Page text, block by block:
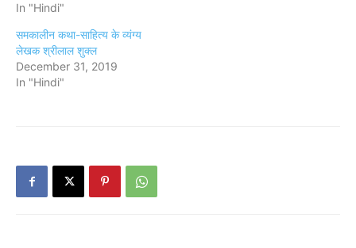
In "Hindi"
समकालीन कथा-साहित्य के व्यंग्य
लेखक श्रीलाल शुक्ल
December 31, 2019
In "Hindi"